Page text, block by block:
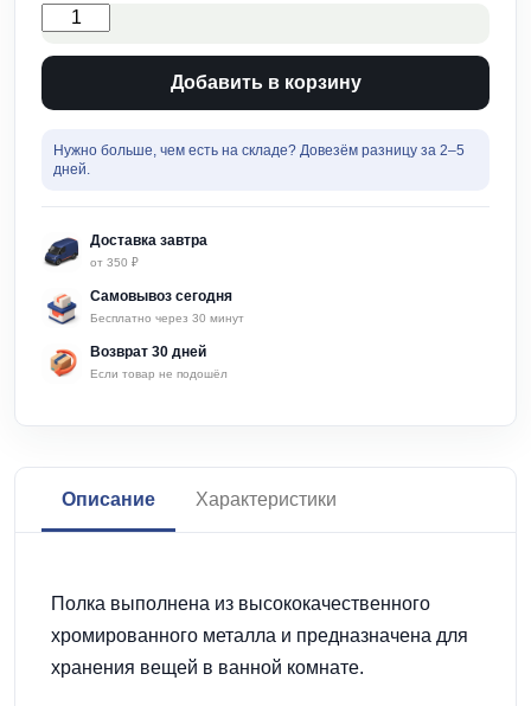
Количество
товара
Полка
ванной
3-
ярусная
Рыжий
19х19х41
Добавить в корзину
Нужно больше, чем есть на складе? Довезём разницу за 2–5
дней.
Доставка завтра
от 350 ₽
Самовывоз сегодня
Бесплатно через 30 минут
Возврат 30 дней
Если товар не подошёл
Описание Характеристики
Полка выполнена из высококачественного
хромированного металла и предназначена для
хранения вещей в ванной комнате.